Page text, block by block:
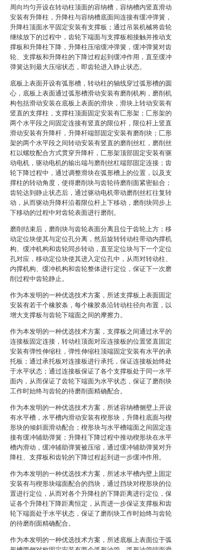
周向均匀开设在转动柱顶面的容纳槽，容纳槽内竖直滑动
安装有升降柱，升降柱与容纳槽底面间连接有缓冲弹簧，
升降柱顶面水平固定安装有支撑板；通过吊装机械将齿轮
继续放下的过程中，齿轮下端面与支撑板相接触并推动支
撑板和升降柱下降，升降柱压缩缓冲弹簧，缓冲弹簧对齿
轮、支撑板和升降柱的下降过程起到缓冲作用，直至缓冲
弹簧达到最大压缩状态，即齿轮进入静止状态。
底板上表面开设有弧形槽，转动柱的轴线穿过弧形槽的圆
心，底板上表面通过弧形槽滑动安装有磨削机构，磨削机
构包括滑动安装在底板上表面的滑块，滑块上转动安装有
竖直的支撑柱，支撑柱顶面固定安装有匚形架；匚形架的
两个水平段之间固定连接有竖直的限位杆，限位杆上竖直
滑动安装有升降杆，升降杆端部固定安装有磨削块；匚形
架的两个水平段之间转动安装有竖直的磨削丝杠，磨削丝
杠以螺纹配合方式贯穿升降杆，匚形架顶部固定安装有驱
动电机，驱动电机的输出端与磨削丝杠端部固定连接；齿
轮下降过程中，通过调整滑块在弧形槽上的位置，以及支
撑柱的转动角度，使得磨削块与齿轮待磨削面紧密贴合；
齿轮达到静止状态后，通过驱动电机带动磨削丝杠往复转
动，从而驱动升降杆沿着限位杆上下移动，磨削块同步上
下移动的过程中对齿轮表面进行磨削。
磨削结束后，磨削块与齿轮表面分离且位于齿轮上方；移
动定位块使其与定位孔分离，然后旋转转动柱带动内撑机
构、缓冲机构和齿轮同步转动，直至定位块与下一个定位
孔对应，移动定位块使其进入定位孔中，从而对转动柱、
内撑机构、缓冲机构和齿轮整体进行定位，保证下一次磨
削过程中齿轮静止。
作为本发明的一种优选技术方案，所述支撑板上表面固定
安装有若干个橡胶条，每个橡胶条沿转动柱径向布置，以
增大支撑板与齿轮下端面之间的摩擦力。
作为本发明的一种优选技术方案，支撑板之间通过水平的
连接板固定连接，转动柱顶面对应连接板的位置竖直固定
安装有弹性伸缩柱，弹性伸缩柱顶端固定安装有水平的承
托板；通过承托板对连接板进行承托，保证连接板始终处
于水平状态；通过连接板保证了各个支撑板处于同一水平
面内，从而保证了齿轮下端面为水平状态，保证了磨削块
工作时始终与齿轮的待磨削面精确配合。
作为本发明的一种优选技术方案，所述容纳槽侧壁上开设
有水平槽，水平槽内滑动安装有楔形块，升降柱底面与楔
形块的倾斜面滑动配合；楔形块与水平槽端面之间固定连
接有缓冲辅助弹簧；升降柱下降过程中推动楔形块在水平
槽内滑动，缓冲辅助弹簧被压缩，通过缓冲辅助弹簧对升
降柱、支撑板和齿轮的下降过程起到进一步缓冲作用。
作为本发明的一种优选技术方案，所述水平槽内壁上固定
安装有与楔形块端面配合的挡块，通过挡块对楔形块的位
置进行定位，从而对各个升降柱的下降距离进行定位，保
证各个升降柱下降距离恒定，从而进一步保证支撑板和齿
轮下端面处于水平状态，保证了磨削块工作时始终与齿轮
的待磨削面精确配合。
作为本发明的一种优选技术方案，所述底板上表面位于弧